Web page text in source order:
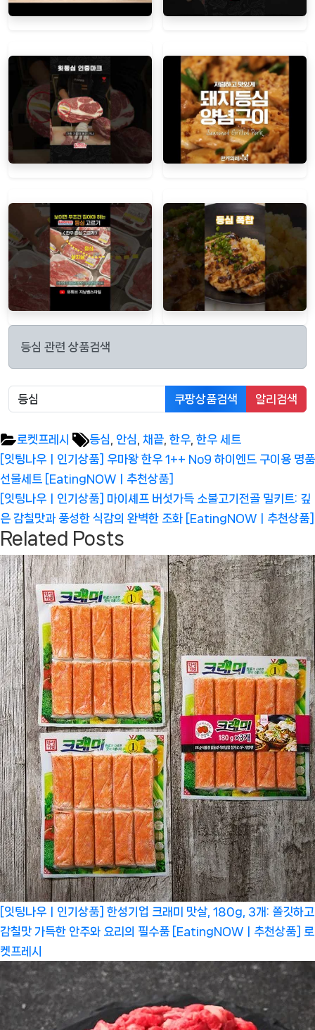
등심 관련 상품검색
쿠팡상품검색 알리검색
로켓프레시 Tags:
등심 안심 채끝 한우 한우 세트
글
탐
색
Previous
Post:
[잇팅나우ㅣ인기상품] 우마왕 한우 1++ No9 하이엔드 구이용 명품
선물세트 [EatingNOWㅣ추천상품]
Next
Post:
[잇팅나우ㅣ인기상품] 마이셰프 버섯가득 소불고기전골 밀키트: 깊
은 감칠맛과 풍성한 식감의 완벽한 조화 [EatingNOWㅣ추천상품]
Related Posts
[잇팅나우ㅣ인기상품] 한성기업 크래미 맛살, 180g, 3개: 쫄깃하고
감칠맛 가득한 안주와 요리의 필수품 [EatingNOWㅣ추천상품] 로
켓프레시